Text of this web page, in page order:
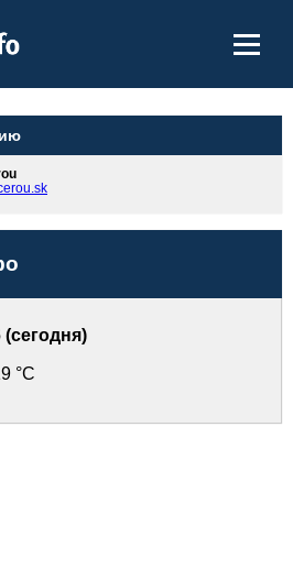
(сегодня)
°C